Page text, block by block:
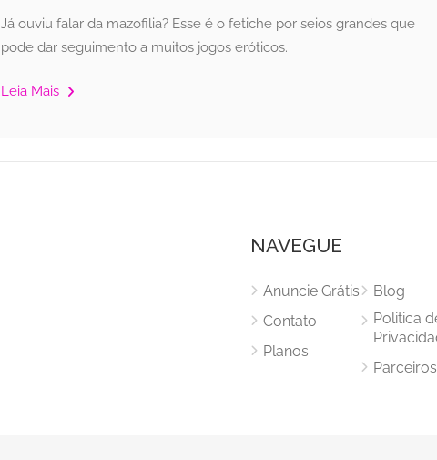
Já ouviu falar da mazofilia? Esse é o fetiche por seios grandes que
pode dar seguimento a muitos jogos eróticos.
Leia Mais
NAVEGUE
Anuncie Grátis
Contato
Planos
Blog
Politica
Parceiros